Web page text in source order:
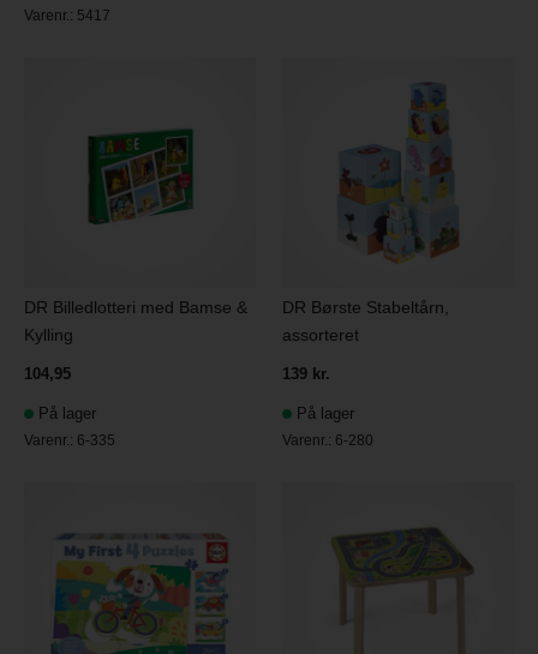
Varenr.: 5417
DR Billedlotteri med Bamse &
Kylling
104,95
På lager
Varenr.: 6-335
DR Børste Stabeltårn,
assorteret
139 kr.
På lager
Varenr.: 6-280